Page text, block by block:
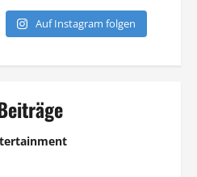
Auf Instagram folgen